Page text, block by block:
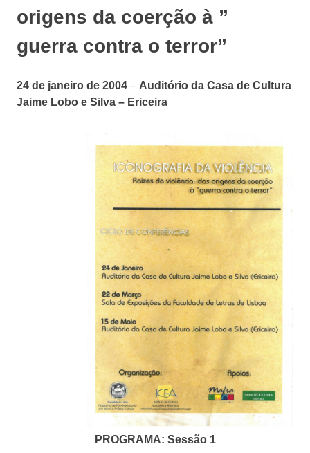
origens da coerção à ”
guerra contra o terror”
24 de janeiro de 2004 – Auditório da Casa de Cultura
Jaime Lobo e Silva – Ericeira
PROGRAMA: Sessão 1